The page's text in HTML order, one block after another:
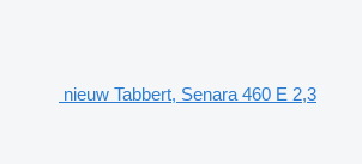
nieuw Tabbert, Senara 460 E 2,3